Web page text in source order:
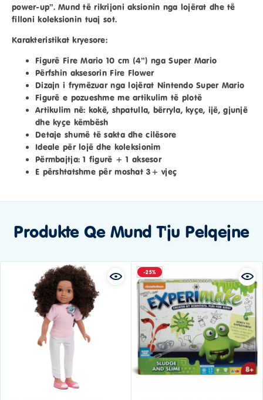
power-up”. Mund të rikrijoni aksionin nga lojërat dhe të
filloni koleksionin tuaj sot.
Karakteristikat kryesore:
Figurë Fire Mario 10 cm (4”) nga Super Mario
Përfshin aksesorin Fire Flower
Dizajn i frymëzuar nga lojërat Nintendo Super Mario
Figurë e pozueshme me artikulim të plotë
Artikulim në: kokë, shpatulla, bërryla, kyçe, ijë, gjunjë
dhe kyçe këmbësh
Detaje shumë të sakta dhe cilësore
Ideale për lojë dhe koleksionim
Përmbajtja: 1 figurë + 1 aksesor
E përshtatshme për moshat 3+ vjeç
Produkte Qe Mund T'ju Pelqejne
-25%